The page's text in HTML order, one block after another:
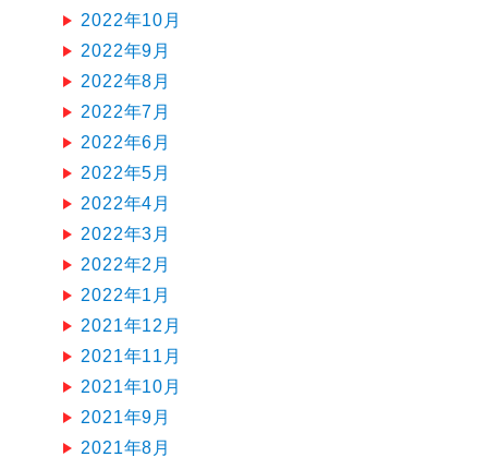
2022年10月
2022年9月
2022年8月
2022年7月
2022年6月
2022年5月
2022年4月
2022年3月
2022年2月
2022年1月
2021年12月
2021年11月
2021年10月
2021年9月
2021年8月